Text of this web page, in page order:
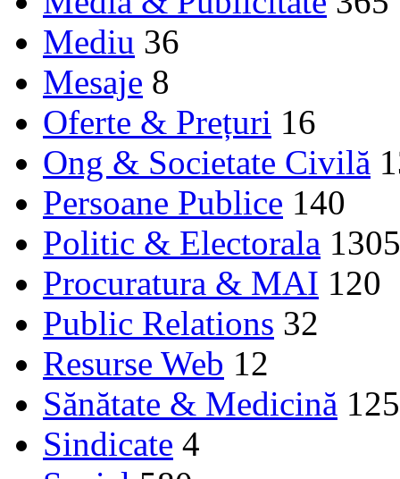
Mediu 36
Mesaje 8
Oferte & Prețuri 16
Ong & Societate Civilă
Persoane Publice 140
Politic & Electorala 1305
Procuratura & MAI 120
Public Relations 32
Resurse Web 12
Sănătate & Medicină 125
Sindicate 4